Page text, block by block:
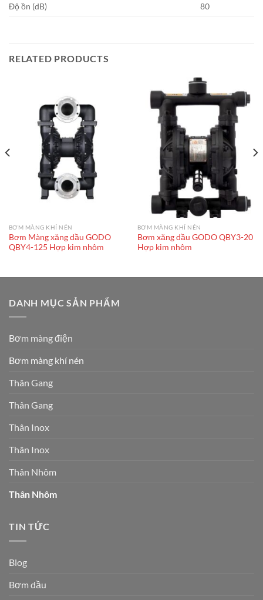
Độ ồn (dB)
80
RELATED PRODUCTS
BƠM MÀNG KHÍ NÉN
Bơm Màng xăng dầu GODO
QBY4-125 Hợp kim nhôm
BƠM MÀNG KHÍ NÉN
Bơm xăng dầu GODO QBY3-20
Hợp kim nhôm
DANH MỤC SẢN PHẨM
Bơm màng điện
Bơm màng khí nén
Thân Gang
Thân Gang
Thân Inox
Thân Inox
Thân Nhôm
Thân Nhôm
TIN TỨC
Blog
Bơm dầu